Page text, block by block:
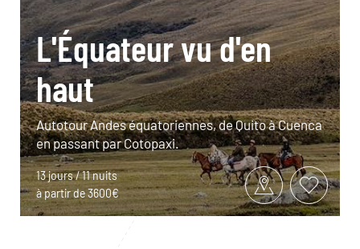
L'Équateur vu d'en
haut
Autotour Andes équatoriennes, de Quito à Cuenca
en passant par Cotopaxi.
13 jours / 11 nuits
à partir de 3600€